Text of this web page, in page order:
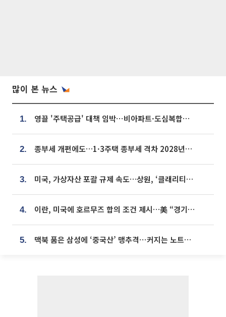
많이 본 뉴스
1. 영끌 '주택공급' 대책 임박⋯비아파트·도심복합까지 총동원
2. 종부세 개편에도…1·3주택 종부세 격차 2028년부터 확대
3. 미국, 가상자산 포괄 규제 속도…상원, ‘클래리티법’ 9월 절차투표 추진
4. 이란, 미국에 호르무즈 합의 조건 제시…美 “경기 아직 안 끝나” [종합]
5. 맥북 품은 삼성에 ‘중국산’ 맹추격⋯커지는 노트북 OLED 시장